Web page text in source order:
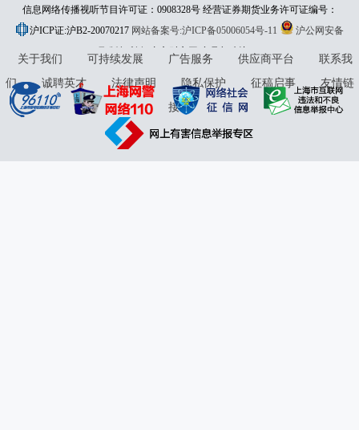
信息网络传播视听节目许可证：0908328号 经营证券期货业务许可证编号：
913101046312860336 违法和不良信息举报:021-61278686 举报邮箱：
jubao@eastmoney.com
沪ICP证:沪B2-20070217 网站备案号:沪ICP备05006054号-11
沪公网安备
31010402000120号版权所有:东方财富网意见与建议:4000300059/952500
关于我们 可持续发展 广告服务 供应商平台
联系我
们
诚聘英才 法律声明 隐私保护 征稿启事
友情链
接